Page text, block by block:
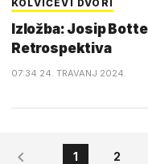
KOLVIĆEVI DVORI
Izložba: Josip
Retrospektiva
07:34 24. TRAVANJ 2024.
1 2